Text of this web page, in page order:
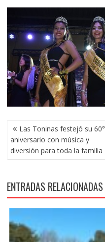
NAVEGACIÓN
DE
ENTRADAS
Las Toninas festejó su 60°
aniversario con música y
diversión para toda la familia
ENTRADAS RELACIONADAS